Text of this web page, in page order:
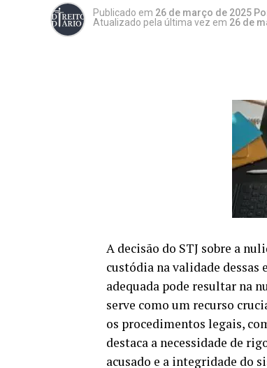
Publicado em 26 de março de 2025
Atualizado pela última vez em 26 de
A decisão do STJ sobre a
custódia na validade dessas
adequada pode resultar na
serve como um recurso
os procedimentos legais,
destaca a necessidade de
acusado e a integridade do